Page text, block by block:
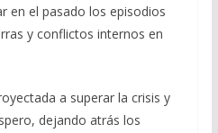
en el pasado los episodios
y conflictos internos en
a superar la crisis y
dejando atrás los